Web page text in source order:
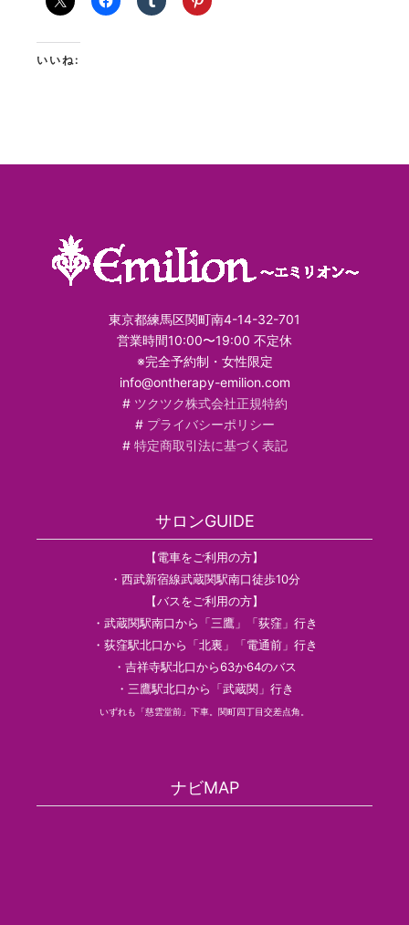
いいね:
東京都練馬区関町南4-14-32-701
営業時間10:00〜19:00 不定休
※完全予約制・女性限定
info@ontherapy-emilion.com
# ツクツク株式会社正規特約
# プライバシーポリシー
# 特定商取引法に基づく表記
サロンGUIDE
【電車をご利用の方】
・西武新宿線武蔵関駅南口徒歩10分
【バスをご利用の方】
・武蔵関駅南口から「三鷹」「荻窪」行き
・荻窪駅北口から「北裏」「電通前」行き
・吉祥寺駅北口から63か64のバス
・三鷹駅北口から「武蔵関」行き
いずれも「慈雲堂前」下車。関町四丁目交差点角。
ナビMAP